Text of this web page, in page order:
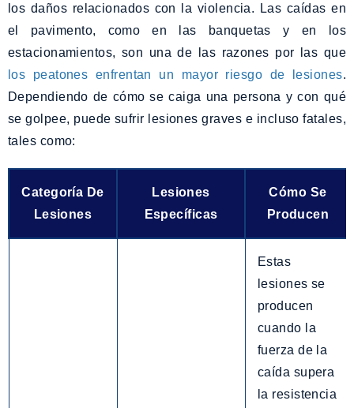
los daños relacionados con la violencia. Las caídas en
el pavimento, como en las banquetas y en los
estacionamientos, son una de las razones por las que
los peatones enfrentan un mayor riesgo de lesiones.
Dependiendo de cómo se caiga una persona y con qué
se golpee, puede sufrir lesiones graves e incluso fatales,
tales como:
Categoría De
Lesiones
Lesiones
Específicas
Cómo Se
Producen
Estas
lesiones se
producen
cuando la
fuerza de la
caída supera
la resistencia